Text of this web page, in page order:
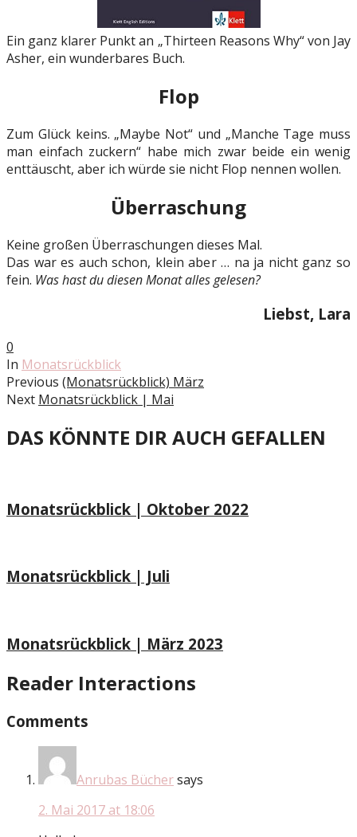
Ein ganz klarer Punkt an „Thirteen Reasons Why“ von Jay
Asher, ein wunderbares Buch.
Flop
Zum Glück keins. „Maybe Not“ und „Manche Tage muss
man einfach zuckern“ habe mich zwar beide ein wenig
enttäuscht, aber ich würde sie nicht Flop nennen wollen.
Überraschung
Keine großen Überraschungen dieses Mal.
Das war es auch schon, klein aber … na ja nicht ganz so
fein. Was hast du diesen Monat alles gelesen?
Liebst, Lara
0
In Monatsrückblick
Previous (Monatsrückblick) März
Next Monatsrückblick | Mai
DAS KÖNNTE DIR AUCH GEFALLEN
Monatsrückblick | Oktober 2022
Monatsrückblick | Juli
Monatsrückblick | März 2023
Reader Interactions
Comments
Anrubas Büchersays
2. Mai 2017 at 18:06